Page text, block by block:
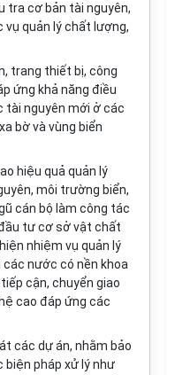
tra cơ bản tài nguyên,
vụ quản lý chất lượng,
trang thiết bị, công
ứng khả năng điều
tài nguyên mới ở các
bờ và vùng biển
hiệu quả quản lý
môi trường biển,
cán bộ làm công tác
tư cơ sở vật chất
nhiệm vụ quản lý
nước có nền khoa
cận, chuyển giao
cao đáp ứng các
các dự án, nhằm bảo
pháp xử lý như